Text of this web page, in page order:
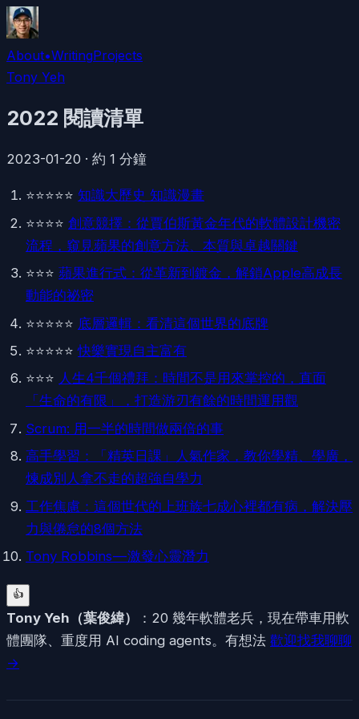
About•WritingProjects
Tony Yeh
2022 閱讀清單
2023-01-20 · 約 1 分鐘
⭐️⭐️⭐️⭐️⭐ 知識大歷史 知識漫畫
️⭐️⭐️⭐️⭐️ 創意競擇：從賈伯斯黃金年代的軟體設計機密
流程，窺見蘋果的創意方法、本質與卓越關鍵
⭐️⭐️⭐️ 蘋果進行式：從革新到鍍金，解鎖Apple高成長
動能的祕密
⭐️⭐️⭐️⭐️⭐ ️ 底層邏輯：看清這個世界的底牌
⭐️⭐️⭐️⭐️⭐️快樂實現自主富有
⭐️⭐️⭐️ 人生4千個禮拜：時間不是用來掌控的，直面
「生命的有限」，打造游刃有餘的時間運用觀
Scrum: 用一半的時間做兩倍的事
高手學習：「精英日課」人氣作家，教你學精、學廣，
煉成別人拿不走的超強自學力
工作焦慮：這個世代的上班族七成心裡都有病，解決壓
力與倦怠的8個方法
Tony Robbins — 激發心靈潛力
👍
Tony Yeh （葉俊緯）
：20 幾年軟體老兵，現在帶車用軟
體團隊、重度用 AI coding agents。有想法 歡迎找我聊聊
→